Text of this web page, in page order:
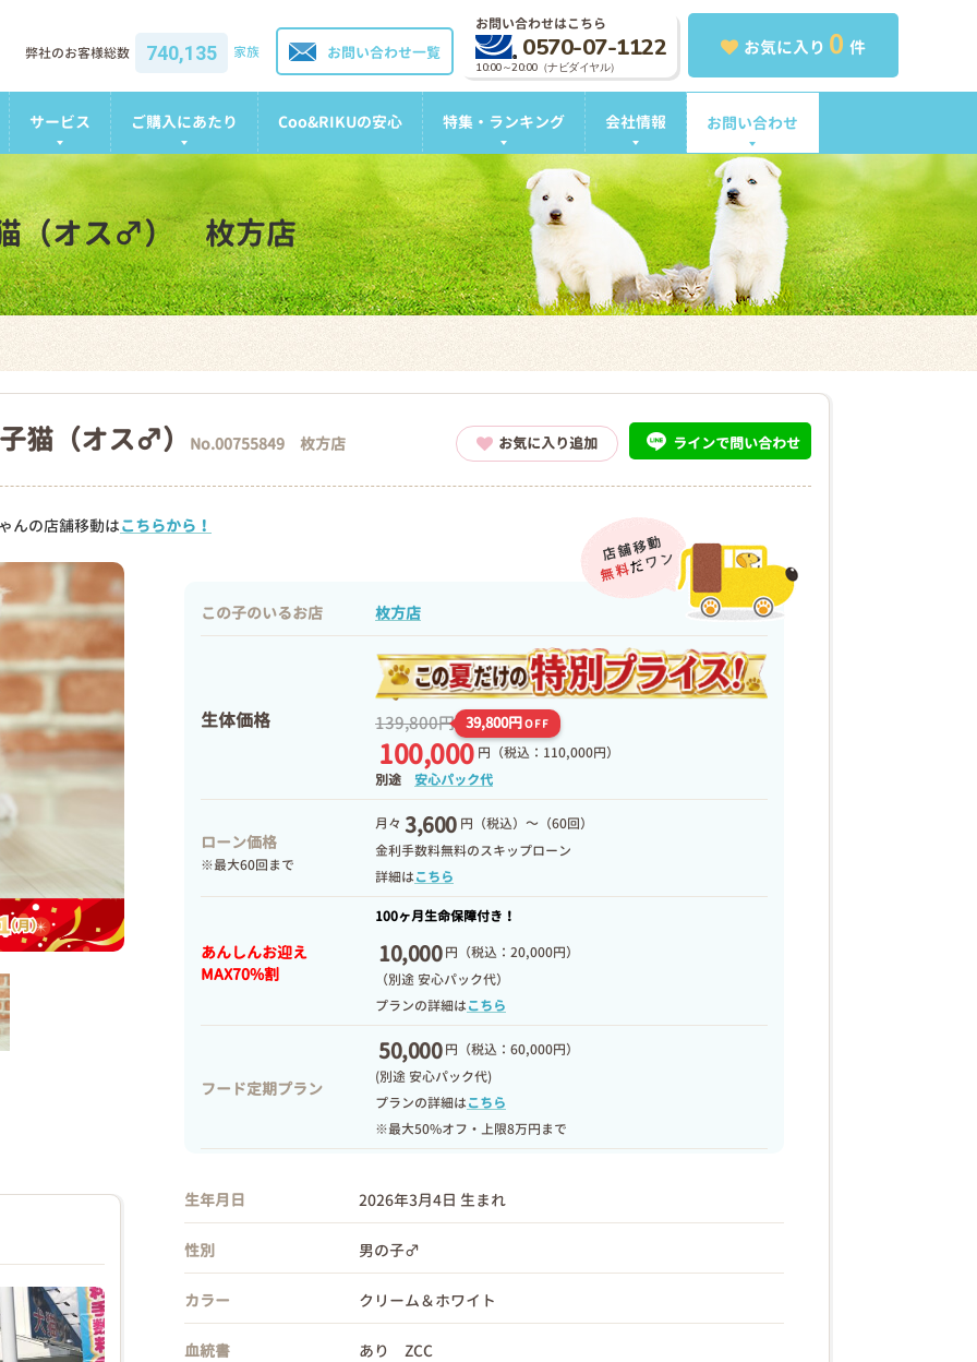
お気に入り 0 件
お問い合わせはこちら
0570-07-1122
10:00～20:00（ナビダイヤル）
お問い合わせ一覧
弊社のお客様総数 740,135 家族
サービス ご購入にあたり Coo&RIKUの安心 特集・ランキング 会社情報 お問い合わせ
（オス♂） 枚方店
猫（オス♂） No.00755849 枚方店 お気に入り追加 ラインで問い合わせ
んの店舗移動はこちらから！
この子のいるお店 枚方店
生体価格 139,800円 39,800円OFF
100,000 円 （税込：110,000円）
別途 安心パック代
ローン価格
※最大60回まで
月々 3,600 円（税込）～（60回）
金利手数料無料のスキップローン
詳細はこちら
あんしんお迎え
MAX70%割
100ヶ月生命保障付き！
10,000 円 （税込：20,000円）
（別途 安心パック代）
プランの詳細はこちら
フード定期プラン
50,000 円 （税込：60,000円）
(別途 安心パック代)
プランの詳細はこちら
※最大50%オフ・上限8万円まで
生年月日 2026年3月4日 生まれ
性別 男の子♂
カラー クリーム＆ホワイト
血統書 あり ZCC